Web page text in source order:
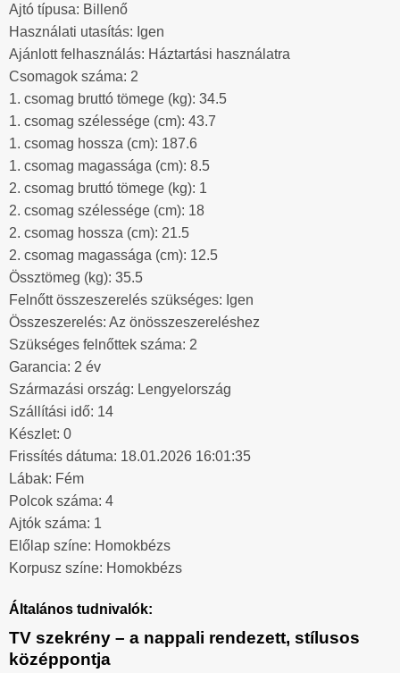
Ajtó típusa: Billenő
Használati utasítás: Igen
Ajánlott felhasználás: Háztartási használatra
Csomagok száma: 2
1. csomag bruttó tömege (kg): 34.5
1. csomag szélessége (cm): 43.7
1. csomag hossza (cm): 187.6
1. csomag magassága (cm): 8.5
2. csomag bruttó tömege (kg): 1
2. csomag szélessége (cm): 18
2. csomag hossza (cm): 21.5
2. csomag magassága (cm): 12.5
Össztömeg (kg): 35.5
Felnőtt összeszerelés szükséges: Igen
Összeszerelés: Az önösszeszereléshez
Szükséges felnőttek száma: 2
Garancia: 2 év
Származási ország: Lengyelország
Szállítási idő: 14
Készlet: 0
Frissítés dátuma: 18.01.2026 16:01:35
Lábak: Fém
Polcok száma: 4
Ajtók száma: 1
Előlap színe: Homokbézs
Korpusz színe: Homokbézs
Általános tudnivalók:
TV szekrény – a nappali rendezett, stílusos
középpontja